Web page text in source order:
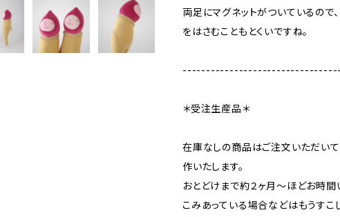
両足にマグネットがついているので
をはさむこともとくいですね。
＊受注生産品＊
在庫なしの商品はご注文いただい
作いたします。
おとどけまで約２ヶ月〜ほどお時間
こみあっている場合などはもうすこ